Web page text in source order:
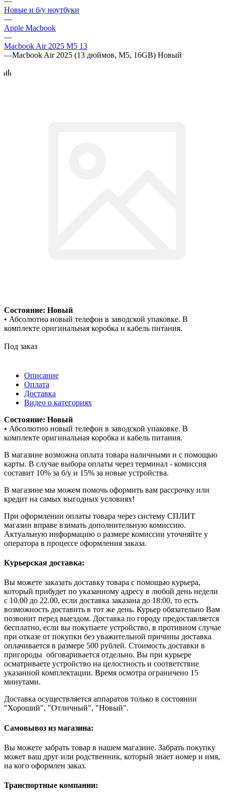
Новые и б/у ноутбуки
—
Apple Macbook
—
Macbook Air 2025 M5 13
—Macbook Air 2025 (13 дюймов, M5, 16GB) Новый
Состояние: Новый
• Абсолютно новый телефон в заводской упаковке. В
комплекте оригинальная коробка и кабель питания.
Под заказ
Описание
Оплата
Доставка
Видео о категориях
Состояние: Новый
• Абсолютно новый телефон в заводской упаковке. В
комплекте оригинальная коробка и кабель питания.
В магазине возможна оплата товара наличными и с помощью
карты. В случае выбора оплаты через терминал - комиссия
составит 10% за б/у и 15% за новые устройства.
В магазине мы можем помочь оформить вам рассрочку или
кредит на самых выгодных условиях!
При оформлении оплаты товара через систему СПЛИТ
магазин вправе взимать дополнительную комиссию.
Актуальную информацию о размере комиссии уточняйте у
оператора в процессе оформления заказа.
Курьерская доставка:
Вы можете заказать доставку товара с помощью курьера,
который прибудет по указанному адресу в любой день недели
с 10.00 до 22.00, если доставка заказана до 18:00, то есть
возможность доставить в тот же день. Курьер обязательно Вам
позвонит перед выездом. Доставка по городу предоставляется
бесплатно, если вы покупаете устройство, в противном случае
при отказе от покупки без уважительной причины доставка
оплачивается в размере 500 рублей. Стоимость доставки в
пригороды обговаривается отдельно. Вы при курьере
осматриваете устройство на целостность и соответствие
указанной комплектации. Время осмотра ограничено 15
минутами.
Доставка осуществляется аппаратов только в состоянии
"Хороший", "Отличный", "Новый".
Самовывоз из магазина:
Вы можете забрать товар в нашем магазине. Забрать покупку
может ваш друг или родственник, который знает номер и имя,
на кого оформлен заказ.
Транспортные компании: